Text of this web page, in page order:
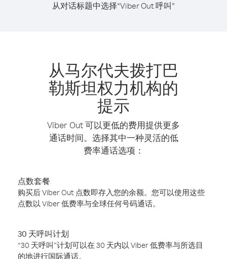
从对话标题中选择“Viber Out 呼叫”
从马尔代夫拨打巴
勒斯坦权力机构的
提示
Viber Out 可以更低的费用提供更多
通话时间。选择其中一种灵活的低
费率通话选项：
点数套餐
购买后 Viber Out 点数即存入您的余额。您可以使用这些
点数以 Viber 低费率与全球任何号码通话。
30 天呼叫计划
“30 天呼叫”计划可以在 30 天内以 Viber 低费率与所选目
的地进行国际通话。